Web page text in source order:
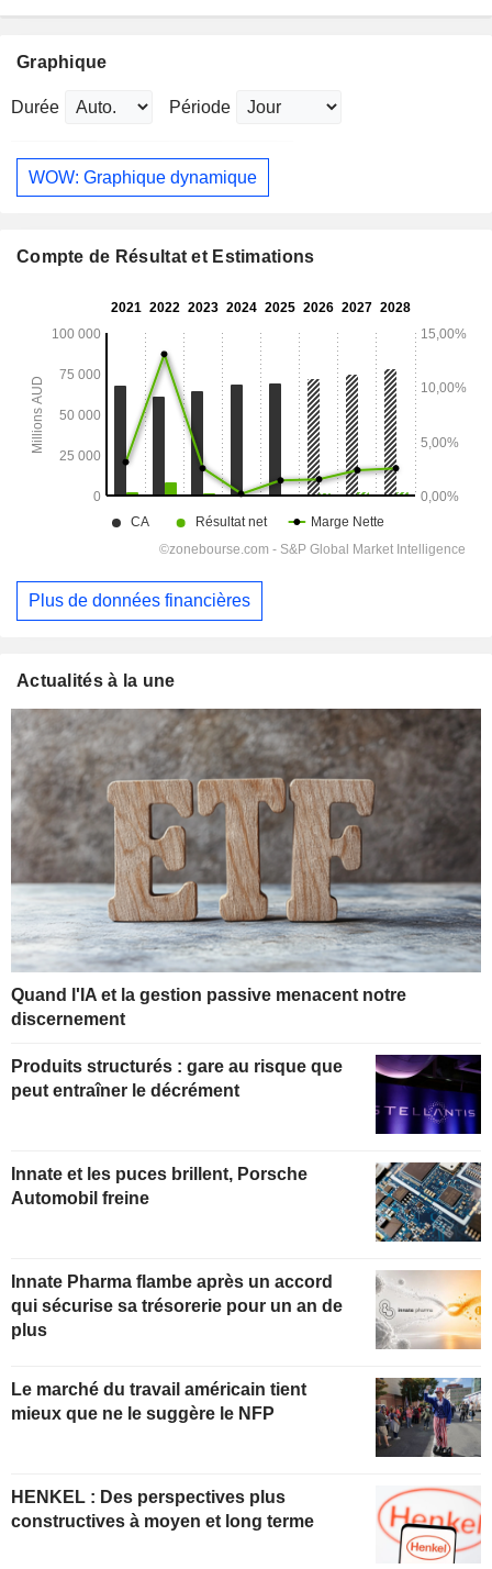
Graphique
Durée Période
WOW: Graphique dynamique
Compte de Résultat et Estimations
Plus de données financières
Actualités à la une
Quand l'IA et la gestion passive menacent notre
discernement
Produits structurés : gare au risque que
peut entraîner le décrément
Innate et les puces brillent, Porsche
Automobil freine
Innate Pharma flambe après un accord
qui sécurise sa trésorerie pour un an de
plus
Le marché du travail américain tient
mieux que ne le suggère le NFP
HENKEL : Des perspectives plus
constructives à moyen et long terme